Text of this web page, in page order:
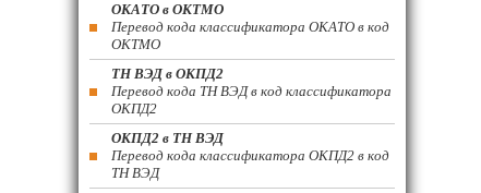
ОКАТО в ОКТМО
Перевод кода классификатора ОКАТО в код
ОКТМО
ТН ВЭД в ОКПД2
Перевод кода ТН ВЭД в код классификатора
ОКПД2
ОКПД2 в ТН ВЭД
Перевод кода классификатора ОКПД2 в код
ТН ВЭД